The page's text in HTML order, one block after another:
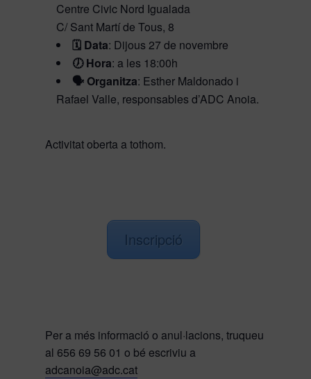
Centre Civic Nord Igualada
C/ Sant Martí de Tous, 8
🗓️ Data: Dijous 27 de novembre
🕖 Hora: a les 18:00h
🗣️ Organitza: Esther Maldonado i
Rafael Valle, responsables d’ADC Anoia.
Activitat oberta a tothom.
Inscripció
Per a més informació o anul·lacions, truqueu
al 656 69 56 01 o bé escriviu a
adcanoia@adc.cat